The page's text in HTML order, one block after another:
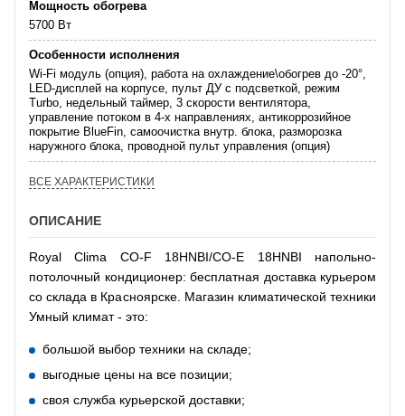
Мощность обогрева
5700 Вт
Особенности исполнения
Wi-Fi модуль (опция), работа на охлаждение\обогрев до -20°,
LED-дисплей на корпусе, пульт ДУ с подсветкой, режим
Turbo, недельный таймер, 3 скорости вентилятора,
управление потоком в 4-х направлениях, антикоррозийное
покрытие BlueFin, самоочистка внутр. блока, разморозка
наружного блока, проводной пульт управления (опция)
ВСЕ ХАРАКТЕРИСТИКИ
ОПИСАНИЕ
Royal Clima CO-F 18HNBI/CO-E 18HNBI напольно-
потолочный кондиционер: бесплатная доставка курьером
со склада в Красноярске. Магазин климатической техники
Умный климат - это:
большой выбор техники на складе;
выгодные цены на все позиции;
своя служба курьерской доставки;